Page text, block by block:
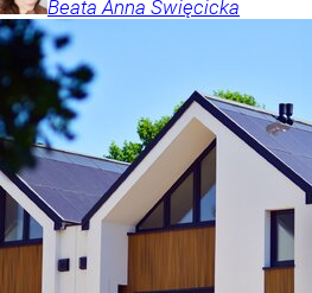
Beata Anna Święcicka